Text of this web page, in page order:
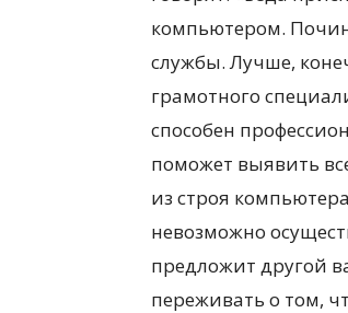
компьютером.
службы. Лучше,
грамотного
способен
поможет выявить
из строя
невозможно
предложит другой
переживать о том,